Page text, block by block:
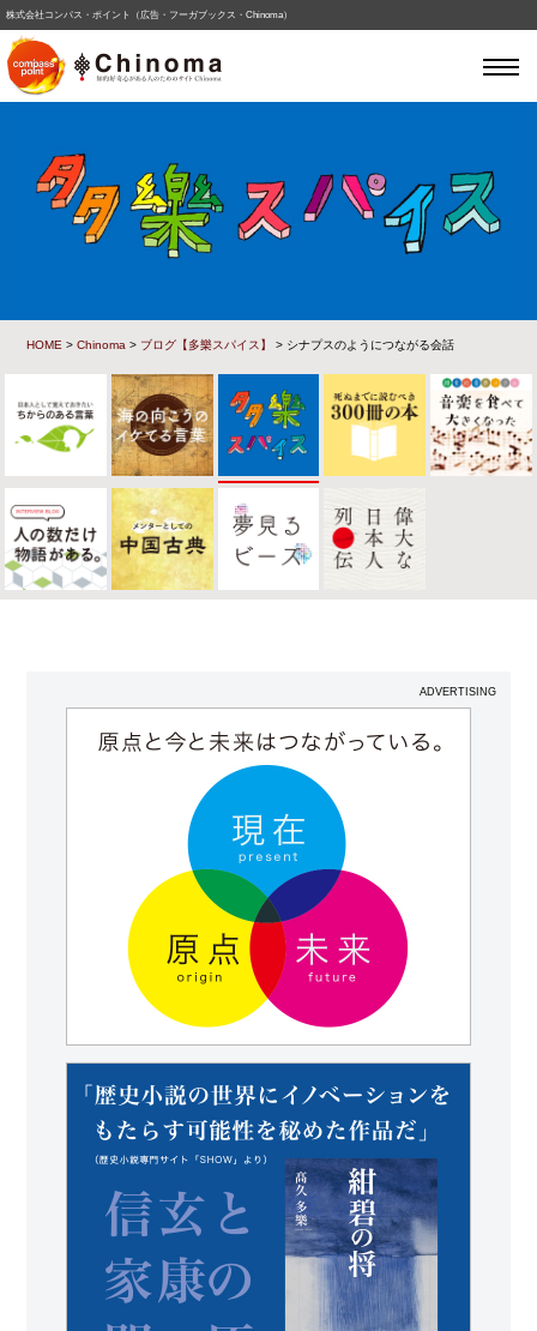
株式会社コンパス・ポイント（広告・フーガブックス・Chinoma）
HOME >Chinoma > ブログ【多樂スパイス】 > シナプスのようにつながる会話
ADVERTISING